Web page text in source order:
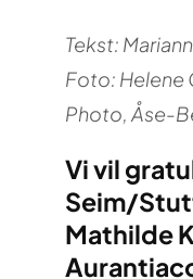
Tekst:
Foto: Helene
Photo, Åse-
Vi vil
Seim/
Mathilde